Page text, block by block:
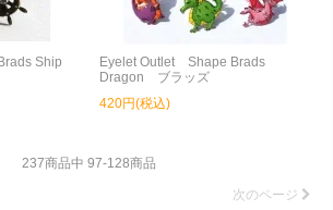
Ship
Eyelet Outlet Shape Brads
Dragon ブラッズ
420円(税込)
237商品中 97-128商品
次のページ